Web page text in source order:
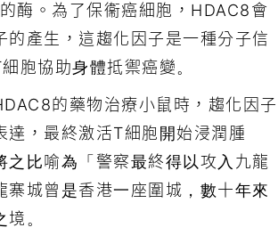
酶。為了保衞癌細胞，HDAC8會
的產生，這趨化因子是一種分子信
胞協助身體抵禦癌變。
的藥物治療小鼠時，趨化因子
達，最終激活T細胞開始浸潤腫
之比喻為「警察最終得以攻入九龍
寨城曾是香港一座圍城，數十年來
。